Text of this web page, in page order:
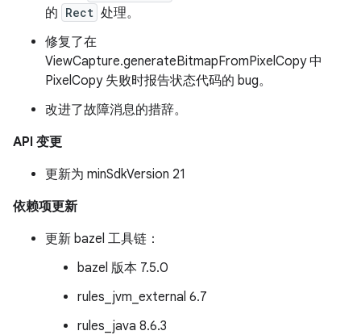
的 Rect 处理。
修复了在
ViewCapture.generateBitmapFromPixelCopy 中
PixelCopy 失败时报告状态代码的 bug。
改进了故障消息的措辞。
API 变更
更新为 minSdkVersion 21
依赖项更新
更新 bazel 工具链：
bazel 版本 7.5.0
rules_jvm_external 6.7
rules_java 8.6.3